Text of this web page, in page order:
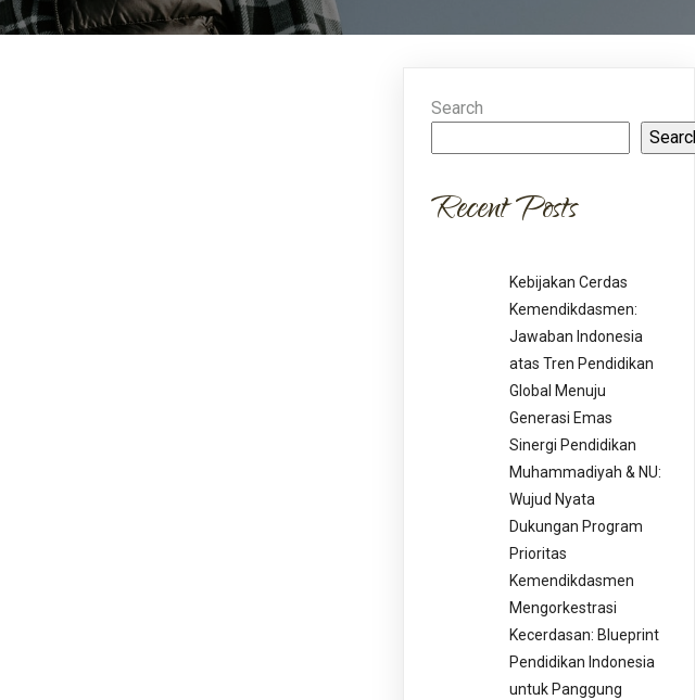
Search
Recent Posts
Kebijakan Cerdas
Kemendikdasmen:
Jawaban Indonesia
atas Tren Pendidikan
Global Menuju
Generasi Emas
Sinergi Pendidikan
Muhammadiyah & NU:
Wujud Nyata
Dukungan Program
Prioritas
Kemendikdasmen
Mengorkestrasi
Kecerdasan: Blueprint
Pendidikan Indonesia
untuk Panggung